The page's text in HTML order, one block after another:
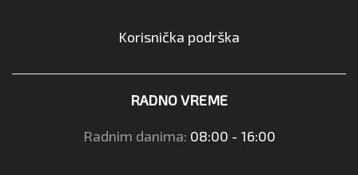
Korisnička podrška
RADNO VREME
Radnim danima: 08:00 - 16:00